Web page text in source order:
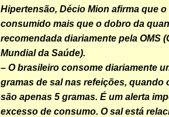
Hipertensão, Décio Mion afirma que
consumido mais que o dobro da
recomendada diariamente pela OMS
Mundial da Saúde).
– O brasileiro consome diariamente
gramas de sal nas refeições, quando
são apenas 5 gramas. É um alerta
excesso de consumo. O sal está